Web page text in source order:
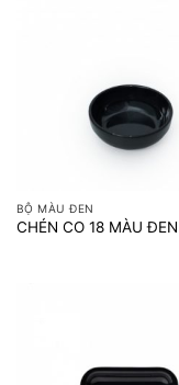
BỘ MÀU ĐEN
CHÉN CO 18 MÀU ĐEN